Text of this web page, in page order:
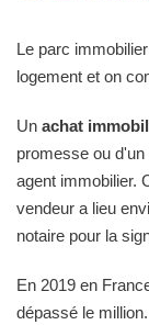
Le parc
logement et on
Un achat
promesse ou
agent immobilier.
vendeur a lieu
notaire pour la
En 2019 en
dépassé le